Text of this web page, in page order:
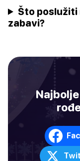
Što poslužiti
zabavi?